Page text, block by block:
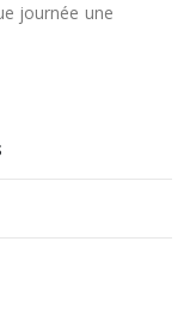
journée une